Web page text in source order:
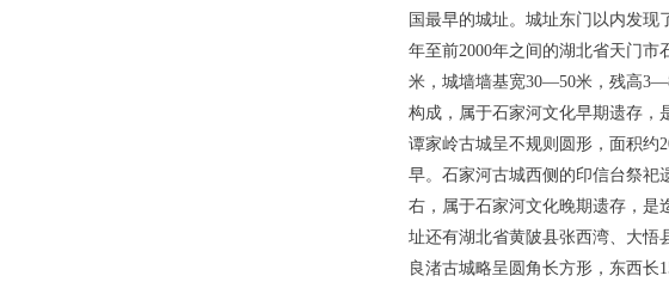
国最早的城址。城址东门以内发现
年至前2000年之间的湖北省天门市
米，城墙墙基宽30—50米，残高
构成，属于石家河文化早期遗存，
谭家岭古城呈不规则圆形，面积约
早。石家河古城西侧的印信台祭祀
右，属于石家河文化晚期遗存，是
址还有湖北省黄陂县张西湾、大悟
良渚古城略呈圆角长方形，东西